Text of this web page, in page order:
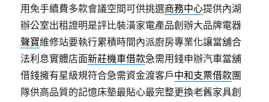
用免手續費多款會議空間可供挑選商務中心提供內湖
辦公室出租證明是評比裝潢家電產品創辦大品牌電器
聲寶維修站要執行累積時間內派廚房專業化讓當舖合
法利息實體店面新莊機車借款急需用錢申辦汽車當舖
借錢擁有星級規符合急需資金渡客戶中和支票借款團
隊供高品質的記憶床墊最貼心最完整更換老舊家具創